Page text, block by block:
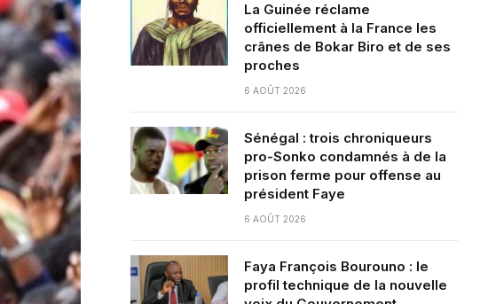
La Guinée réclame
officiellement à la France les
crânes de Bokar Biro et de ses
proches
6 AOÛT 2026
Sénégal : trois chroniqueurs
pro-Sonko condamnés à de la
prison ferme pour offense au
président Faye
6 AOÛT 2026
Faya François Bourouno : le
profil technique de la nouvelle